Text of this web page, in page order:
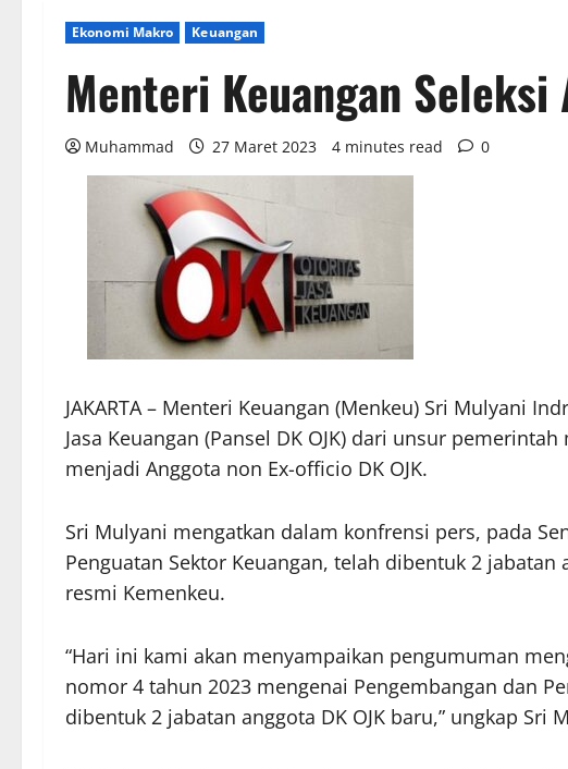
Ekonomi Makro Keuangan
Menteri Keuangan Seleksi
Muhammad 27 Maret 2023 4 minutes read 0
JAKARTA – Menteri Keuangan (Menkeu) Sri Mulyani
Jasa Keuangan (Pansel DK OJK) dari unsur
menjadi Anggota non Ex-officio DK OJK.
Sri Mulyani mengatkan dalam konfrensi pers, pada
Penguatan Sektor Keuangan, telah dibentuk 2 jabatan
resmi Kemenkeu.
“Hari ini kami akan menyampaikan pengumuman
nomor 4 tahun 2023 mengenai Pengembangan dan
dibentuk 2 jabatan anggota DK OJK baru,” ungkap